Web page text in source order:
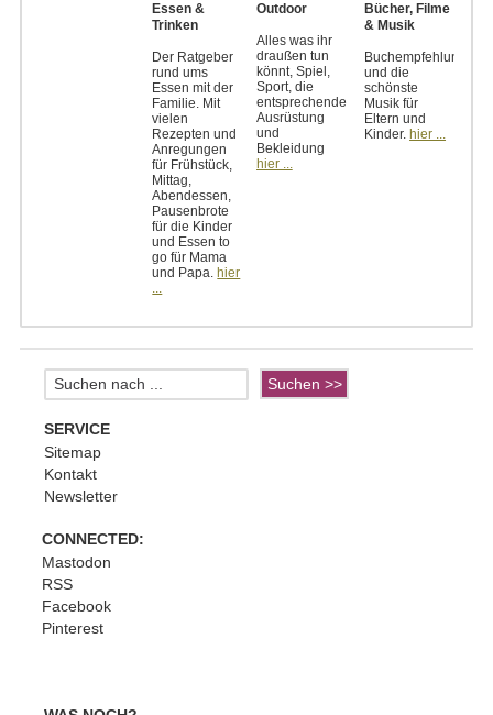
Essen &
Trinken
Der Ratgeber
rund ums
Essen mit der
Familie. Mit
vielen
Rezepten und
Anregungen
für Frühstück,
Mittag,
Abendessen,
Pausenbrote
für die Kinder
und Essen to
go für Mama
und Papa. hier
...
Outdoor
Alles was ihr
draußen tun
könnt, Spiel,
Sport, die
entsprechende
Ausrüstung
und
Bekleidung
hier ...
Bücher, Filme
& Musik
Buchempfehlungen
und die
schönste
Musik für
Eltern und
Kinder. hier ...
SERVICE
Sitemap
Kontakt
Newsletter
CONNECTED:
Mastodon
RSS
Facebook
Pinterest